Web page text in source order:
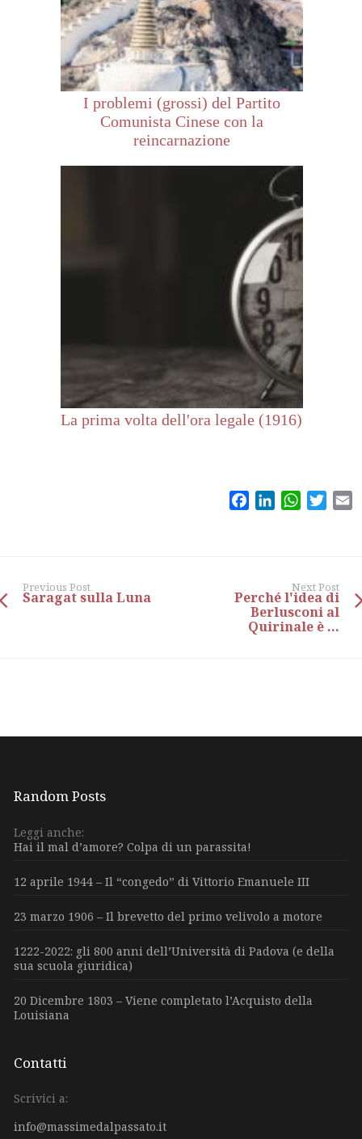
I problemi (grossi) del Partito
Comunista Cinese con la
reincarnazione
La prima volta dell'ora legale (1916)
FacebookLinkedIn
Previous Post
Saragat sulla Luna
Next Post
Perché l'idea di
Berlusconi al
Quirinale è ...
Random Posts
Leggi anche:
Hai il mal d’amore? Colpa di un parassita!
12 aprile 1944 – Il “congedo” di Vittorio Emanuele III
23 marzo 1906 – Il brevetto del primo velivolo a motore
1222-2022: gli 800 anni dell’Università di Padova (e della
sua scuola giuridica)
20 Dicembre 1803 – Viene completato l’Acquisto della
Louisiana
Contatti
Scrivici a:
info@massimedalpassato.it